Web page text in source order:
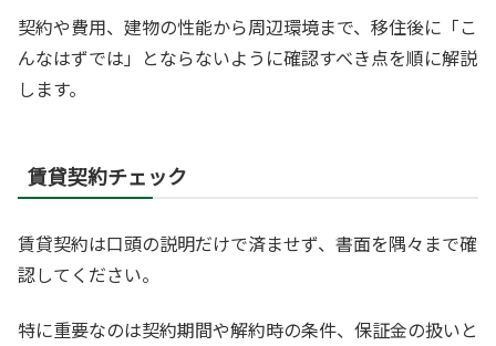
契約や費用、建物の性能から周辺環境まで、移住後に「こ
んなはずでは」とならないように確認すべき点を順に解説
します。
賃貸契約チェック
賃貸契約は口頭の説明だけで済ませず、書面を隅々まで確
認してください。
特に重要なのは契約期間や解約時の条件、保証金の扱いと